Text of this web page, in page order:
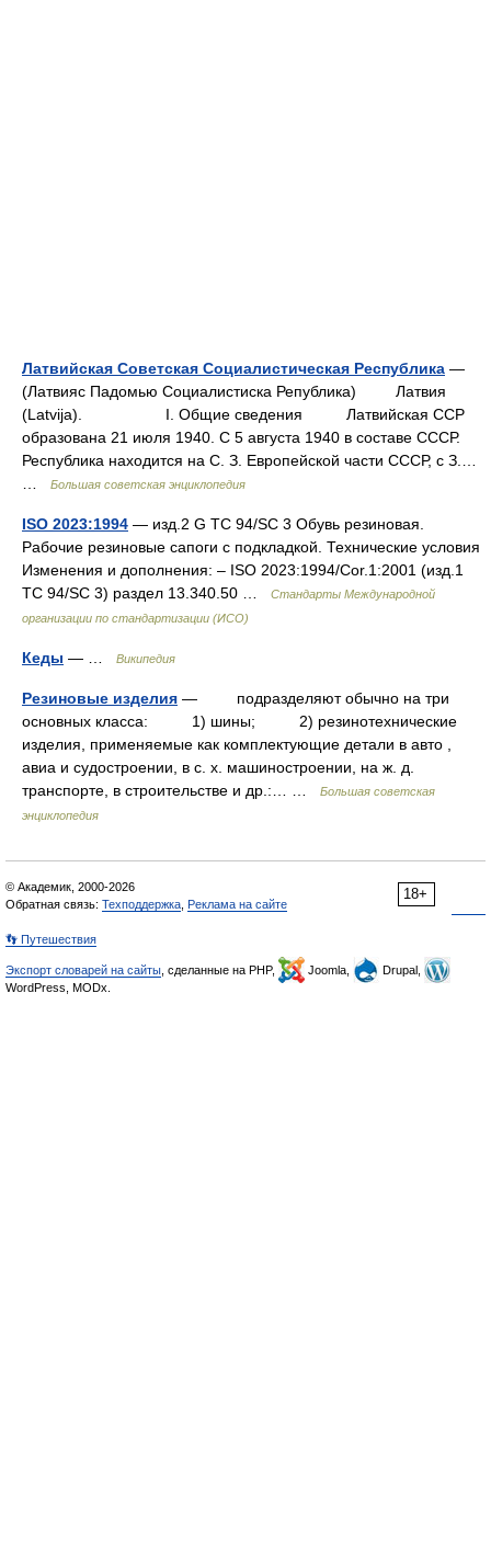
Латвийская Советская Социалистическая Республика —
(Латвияс Падомью Социалистиска Република) Латвия
(Latvija). I. Общие сведения Латвийская ССР
образована 21 июля 1940. С 5 августа 1940 в составе СССР.
Республика находится на С. З. Европейской части СССР, с З.…
Большая советская энциклопедия
ISO 2023:1994 — изд.2 G TC 94/SC 3 Обувь резиновая.
Рабочие резиновые сапоги с подкладкой. Технические условия
Изменения и дополнения: – ISO 2023:1994/Cor.1:2001 (изд.1
TC 94/SC 3) раздел 13.340.50 …
Стандарты Международной
организации по стандартизации (ИСО)
Кеды — … Википедия
Резиновые изделия — подразделяют обычно на три
основных класса: 1) шины; 2) резинотехнические
изделия, применяемые как комплектующие детали в авто ,
авиа и судостроении, в с. х. машиностроении, на ж. д.
транспорте, в строительстве и др.:… …
Большая советская
энциклопедия
18+
© Академик, 2000-2026
Обратная связь: Техподдержка Реклама на сайте
👣 Путешествия
Экспорт словарей на сайты , сделанные на PHP, Joomla,
Drupal,
WordPress, MODx.